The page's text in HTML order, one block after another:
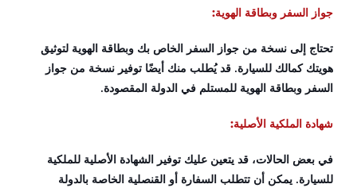
جواز السفر وبطاقة الهوية:
تحتاج إلى نسخة من جواز السفر الخاص بك وبطاقة الهوية لتوثيق
هويتك كمالك للسيارة. قد يُطلب منك أيضًا توفير نسخة من جواز
السفر وبطاقة الهوية للمستلم في الدولة المقصودة.
شهادة الملكية الأصلية:
في بعض الحالات، قد يتعين عليك توفير الشهادة الأصلية للملكية
للسيارة. يمكن أن تتطلب السفارة أو القنصلية الخاصة بالدولة